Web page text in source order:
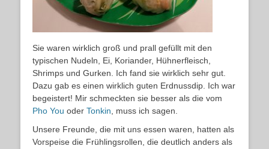
Sie waren wirklich groß und prall gefüllt mit den
typischen Nudeln, Ei, Koriander, Hühnerfleisch,
Shrimps und Gurken. Ich fand sie wirklich sehr gut.
Dazu gab es einen wirklich guten Erdnussdip. Ich war
begeistert! Mir schmeckten sie besser als die vom
Pho You oder Tonkin , muss ich sagen.
Unsere Freunde, die mit uns essen waren, hatten als
Vorspeise die Frühlingsrollen, die deutlich anders als